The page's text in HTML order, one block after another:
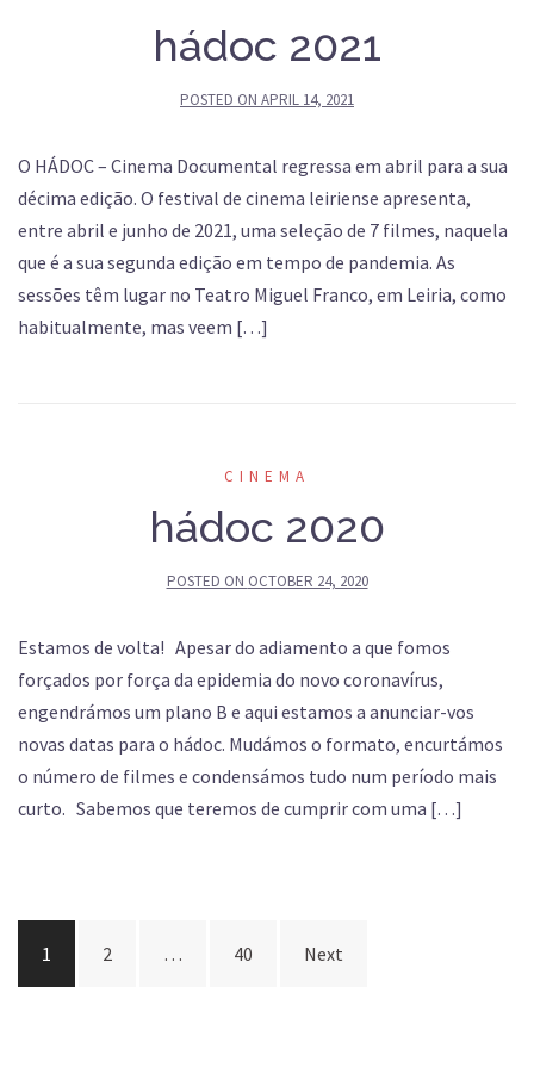
hádoc 2021
POSTED ON APRIL 14, 2021
O HÁDOC – Cinema Documental regressa em abril para a sua
décima edição. O festival de cinema leiriense apresenta,
entre abril e junho de 2021, uma seleção de 7 filmes, naquela
que é a sua segunda edição em tempo de pandemia. As
sessões têm lugar no Teatro Miguel Franco, em Leiria, como
habitualmente, mas veem […]
CINEMA
hádoc 2020
POSTED ON OCTOBER 24, 2020
Estamos de volta! Apesar do adiamento a que fomos
forçados por força da epidemia do novo coronavírus,
engendrámos um plano B e aqui estamos a anunciar-vos
novas datas para o hádoc. Mudámos o formato, encurtámos
o número de filmes e condensámos tudo num período mais
curto. Sabemos que teremos de cumprir com uma […]
Posts
navigation
1 2 … 40 Next